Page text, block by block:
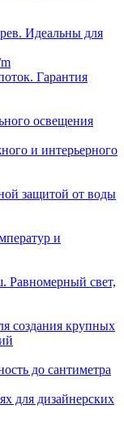
Идеальны для
Гарантия
освещения
и интерьерного
защитой от воды
и
Равномерный свет,
создания крупных
до сантиметра
для дизайнерских